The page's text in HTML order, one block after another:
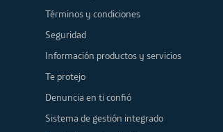
Términos y condiciones
Seguridad
Información productos y servicios
Te protejo
Denuncia en ti confió
Sistema de gestión integrado